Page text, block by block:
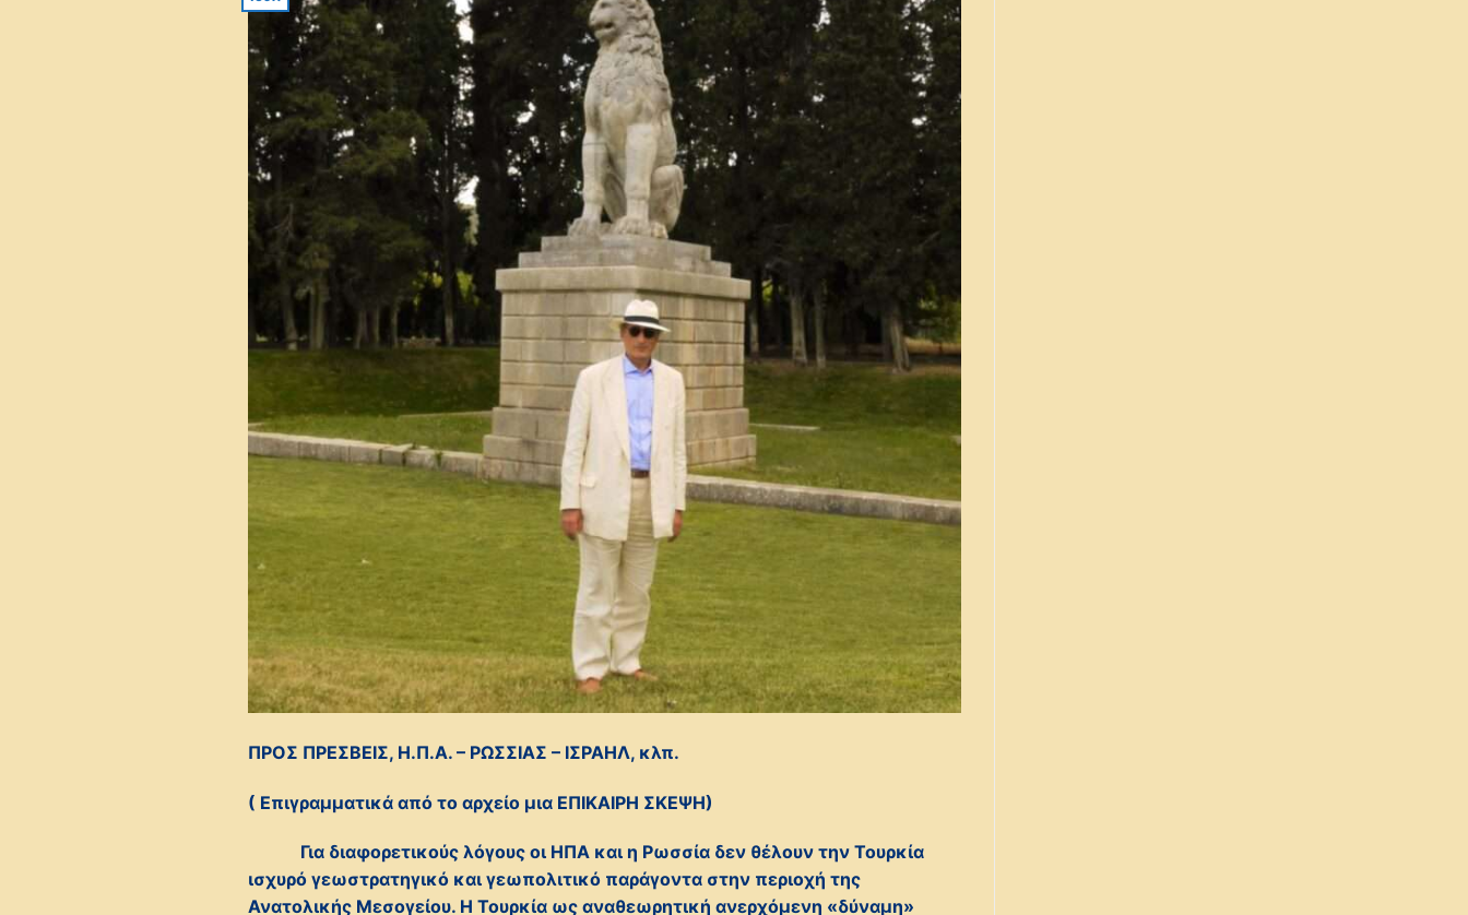
ΠΡΟΣ ΠΡΕΣΒΕΙΣ, Η.Π.Α. – ΡΩΣΣΙΑΣ – ΙΣΡΑΗΛ, κλπ.
( Επιγραμματικά από το αρχείο μια ΕΠΙΚΑΙΡΗ ΣΚΕΨΗ)
Για διαφορετικούς λόγους οι ΗΠΑ και η Ρωσσία δεν θέλουν την Τουρκία
ισχυρό γεωστρατηγικό και γεωπολιτικό παράγοντα στην περιοχή της
Ανατολικής Μεσογείου. Η Τουρκία ως αναθεωρητική ανερχόμενη «δύναμη»